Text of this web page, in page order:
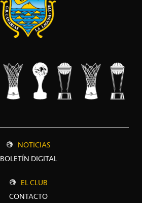
NOTICIAS
BOLETÍN DIGITAL
EL CLUB
CONTACTO